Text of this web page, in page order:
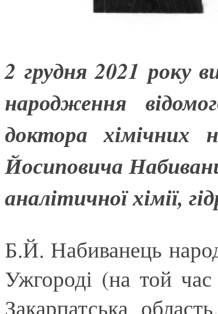
2 грудня 2021 року
народження
доктора хімічних
Йосиповича
аналітичної хімії,
Б.Й. Набиванець
Ужгороді (на той
Закарпатська